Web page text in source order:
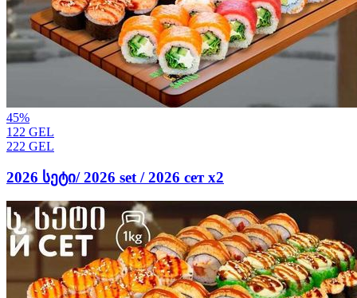
45%
122 GEL
222 GEL
2026 სეტი/ 2026 set / 2026 сет х2